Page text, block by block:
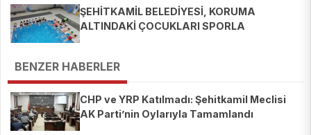
ŞEHİTKAMİL BELEDİYESİ, KORUMA
ALTINDAKİ ÇOCUKLARI SPORLA
BENZER HABERLER
CHP ve YRP Katılmadı: Şehitkamil Meclisi
AK Parti’nin Oylarıyla Tamamlandı